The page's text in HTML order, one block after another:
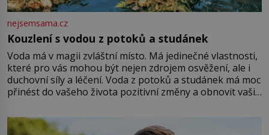
nejsemsama.cz
Kouzlení s vodou z potoků a studánek
Voda má v magii zvláštní místo. Má jedinečné vlastnosti,
které pro vás mohou být nejen zdrojem osvěžení, ale i
duchovní síly a léčení. Voda z potoků a studánek má moc
přinést do vašeho života pozitivní změny a obnovit vaši
můžete obohatit své rituály a přinést do svého života
větší harmonii a klid. Je důležité